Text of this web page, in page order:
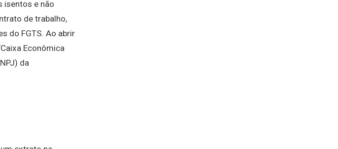
isentos e não
de trabalho,
do FGTS. Ao abrir
Econômica
da